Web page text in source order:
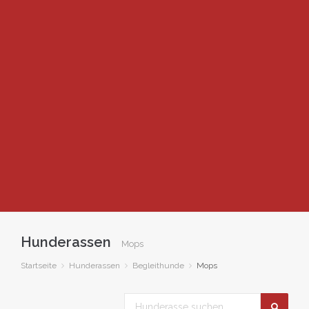
Hunderassen Mops
Startseite Hunderassen Begleithunde Mops